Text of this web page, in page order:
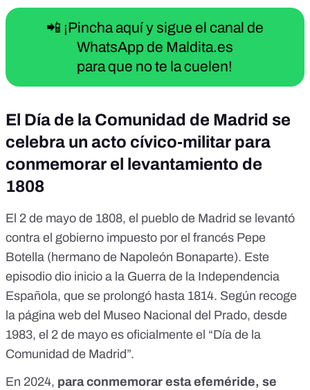
📲 ¡Pincha aquí y sigue el canal de
WhatsApp de Maldita.es
para que no te la cuelen!
El Día de la Comunidad de Madrid se
celebra un acto cívico-militar para
conmemorar el levantamiento de
1808
El 2 de mayo de 1808, el pueblo de Madrid se levantó
contra el gobierno impuesto por el francés Pepe
Botella (hermano de Napoleón Bonaparte). Este
episodio dio inicio a la Guerra de la Independencia
Española, que se prolongó hasta 1814. Según recoge
la página web del Museo Nacional del Prado, desde
1983, el 2 de mayo es oficialmente el “Día de la
Comunidad de Madrid”.
En 2024, para conmemorar esta efeméride, se